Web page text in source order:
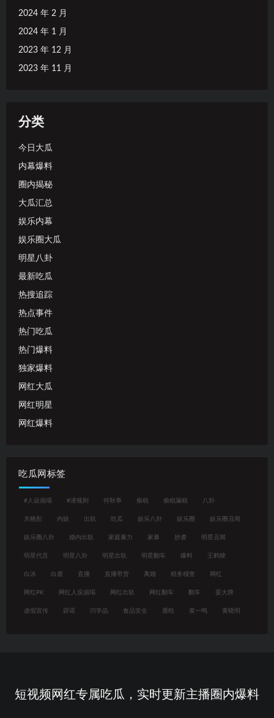
2024 年 2 月
2024 年 1 月
2023 年 12 月
2023 年 11 月
分类
今日大瓜
内幕爆料
圈内揭秘
大瓜汇总
娱乐内幕
娱乐圈大瓜
明星八卦
最新吃瓜
热搜追踪
热点事件
热门吃瓜
热门爆料
独家爆料
网红大瓜
网红明星
网红爆料
吃瓜网标签
#人设崩塌 #潜规则 何秋亊 偷税 偷税漏税 八卦
关晓彤 内娱 出轨 吃瓜 娱乐八卦 娱乐圈 娱乐圈丑闻
娱乐圈八卦 婚内出轨 家庭暴力 家暴 抄袭 明星丑闻
明星代言 明星八卦 明星出轨 明星翻车 爆料 王鹤棣
白冰 白鹿 直播 直播带货 离婚 税务稽查 网红
网红PK 网红人设崩塌 网红出轨 网红翻车 翻车 耍大牌
虚假宣传 辟谣 闫学晶 食品安全 鹿晗 黄一鸣 黄晓明
短视频网红专属吃瓜，实时更新主播圈内爆料